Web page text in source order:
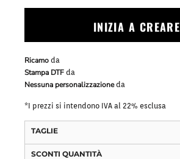
INIZIA A CREARE
Ricamo da
Stampa DTF da
Nessuna personalizzazioneda
*I prezzi si intendono IVA al 22% esclusa
TAGLIE
SCONTI QUANTITÀ